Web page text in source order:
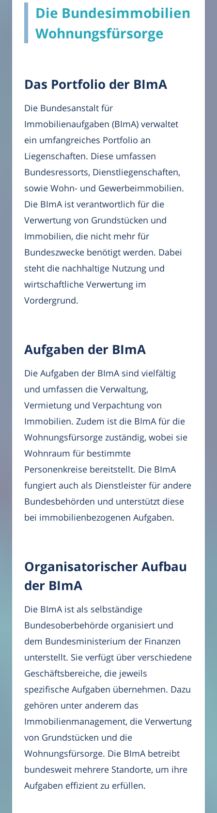
Die Bundesimmobilien
Wohnungsfürsorge
Das Portfolio der BImA
Die Bundesanstalt für
Immobilienaufgaben (BImA) verwaltet
ein umfangreiches Portfolio an
Liegenschaften. Diese umfassen
Bundesressorts, Dienstliegenschaften,
sowie Wohn- und Gewerbeimmobilien.
Die BImA ist verantwortlich für die
Verwertung von Grundstücken und
Immobilien, die nicht mehr für
Bundeszwecke benötigt werden. Dabei
steht die nachhaltige Nutzung und
wirtschaftliche Verwertung im
Vordergrund.
Aufgaben der BImA
Die Aufgaben der BImA sind vielfältig
und umfassen die Verwaltung,
Vermietung und Verpachtung von
Immobilien. Zudem ist die BImA für die
Wohnungsfürsorge zuständig, wobei sie
Wohnraum für bestimmte
Personenkreise bereitstellt. Die BImA
fungiert auch als Dienstleister für andere
Bundesbehörden und unterstützt diese
bei immobilienbezogenen Aufgaben.
Organisatorischer Aufbau
der BImA
Die BImA ist als selbständige
Bundesoberbehörde organisiert und
dem Bundesministerium der Finanzen
unterstellt. Sie verfügt über verschiedene
Geschäftsbereiche, die jeweils
spezifische Aufgaben übernehmen. Dazu
gehören unter anderem das
Immobilienmanagement, die Verwertung
von Grundstücken und die
Wohnungsfürsorge. Die BImA betreibt
bundesweit mehrere Standorte, um ihre
Aufgaben effizient zu erfüllen.